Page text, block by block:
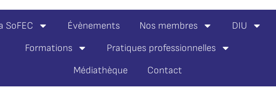
SoFEC Évènements Nos membres
DIU
Formations
Pratiques professionnelles
Médiathèque
Contact